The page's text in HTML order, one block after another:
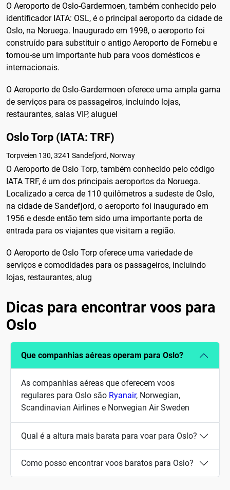
O Aeroporto de Oslo-Gardermoen, também conhecido pelo
identificador IATA: OSL, é o principal aeroporto da cidade de
Oslo, na Noruega. Inaugurado em 1998, o aeroporto foi
construído para substituir o antigo Aeroporto de Fornebu e
tornou-se um importante hub para voos domésticos e
internacionais.
O Aeroporto de Oslo-Gardermoen oferece uma ampla gama
de serviços para os passageiros, incluindo lojas,
restaurantes, salas VIP, aluguel
Oslo Torp (IATA: TRF)
Torpveien 130, 3241 Sandefjord, Norway
O Aeroporto de Oslo Torp, também conhecido pelo código
IATA TRF, é um dos principais aeroportos da Noruega.
Localizado a cerca de 110 quilômetros a sudeste de Oslo,
na cidade de Sandefjord, o aeroporto foi inaugurado em
1956 e desde então tem sido uma importante porta de
entrada para os viajantes que visitam a região.
O Aeroporto de Oslo Torp oferece uma variedade de
serviços e comodidades para os passageiros, incluindo
lojas, restaurantes, alug
Dicas para encontrar voos para
Oslo
Que companhias aéreas operam para Oslo?
As companhias aéreas que oferecem voos
regulares para Oslo são Ryanair, Norwegian,
Scandinavian Airlines e Norwegian Air Sweden
Qual é a altura mais barata para voar para Oslo?
Como posso encontrar voos baratos para Oslo?